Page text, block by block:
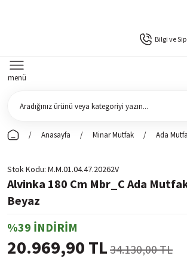
Bilgi ve
menü
Anasayfa Minar Mutfak Ada
Stok Kodu M.M.01.04.47.20262V
Alvinka 180 Cm Mbr_C Ada
Beyaz
%39 İNDİRİM
20.969,90 TL 34.130,00 TL